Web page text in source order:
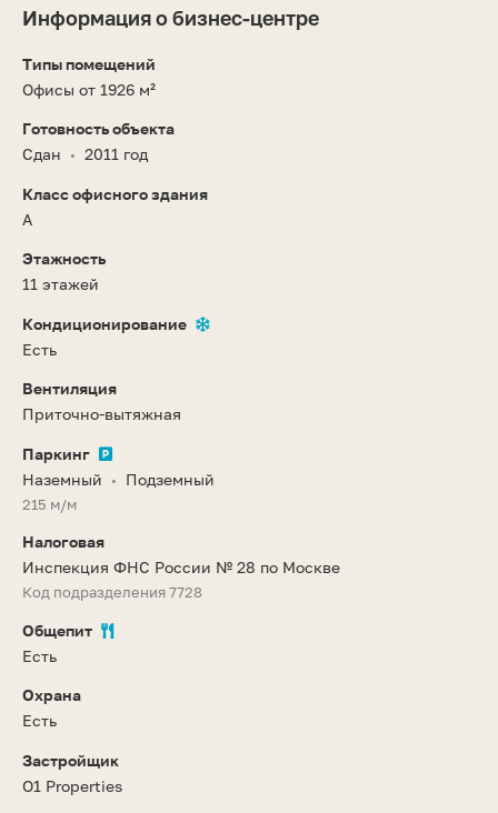
Информация о бизнес-центре
Типы помещений
Офисы от 1926 м²
Готовность объекта
Сдан
• 2011 год
Класс офисного здания
A
Этажность
11 этажей
Кондиционирование
Есть
Вентиляция
Приточно-вытяжная
Паркинг
Наземный
• Подземный
215 м/м
Налоговая
Инспекция ФНС России № 28 по Москве
Код подразделения 7728
Общепит
Есть
Охрана
Есть
Застройщик
O1 Properties